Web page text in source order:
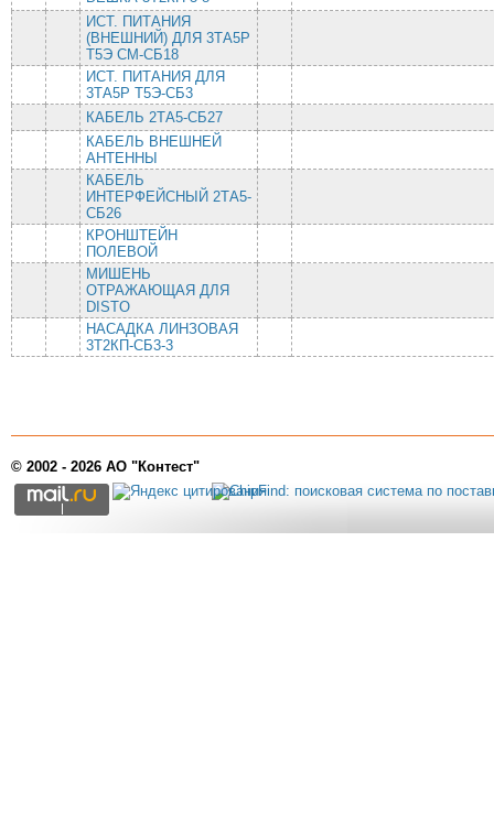
ИСТ. ПИТАНИЯ
(ВНЕШНИЙ) ДЛЯ 3ТА5Р
Т5Э СМ-СБ18
ИСТ. ПИТАНИЯ ДЛЯ
3ТА5Р Т5Э-СБ3
КАБЕЛЬ 2ТА5-СБ27
КАБЕЛЬ ВНЕШНЕЙ
АНТЕННЫ
КАБЕЛЬ
ИНТЕРФЕЙСНЫЙ 2ТА5-
СБ26
КРОНШТЕЙН
ПОЛЕВОЙ
МИШЕНЬ
ОТРАЖАЮЩАЯ ДЛЯ
DISTO
НАСАДКА ЛИНЗОВАЯ
3Т2КП-СБ3-3
© 2002 - 2026 АО "Контест"